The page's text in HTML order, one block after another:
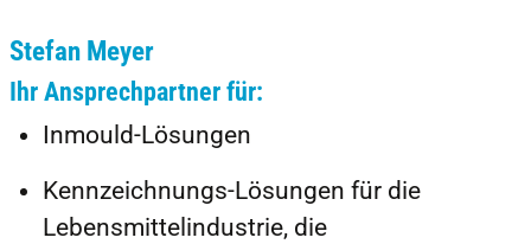
Stefan Meyer
Ihr Ansprechpartner für:
Inmould-Lösungen
Kennzeichnungs-Lösungen für die
Lebensmittelindustrie, die